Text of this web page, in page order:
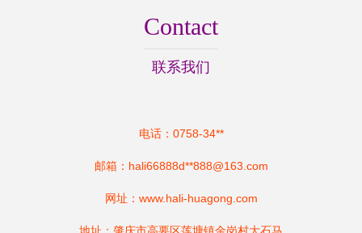
Contact
联系我们
电话：0758-34**
邮箱：hali66888d**888@163.com
网址： www.hali-huagong.com